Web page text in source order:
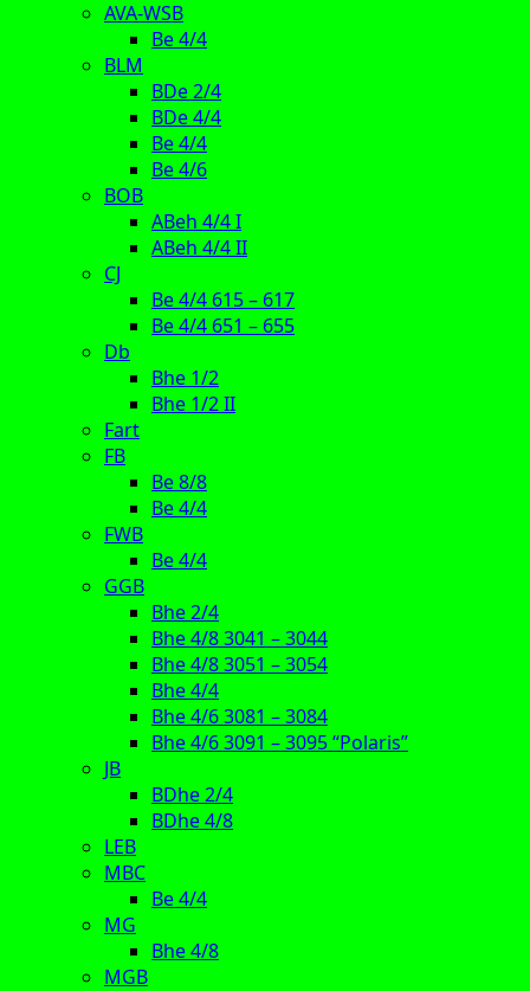
AVA-WSB
Be 4/4
BLM
BDe 2/4
BDe 4/4
Be 4/4
Be 4/6
BOB
ABeh 4/4 I
ABeh 4/4 II
CJ
Be 4/4 615 – 617
Be 4/4 651 – 655
Db
Bhe 1/2
Bhe 1/2 II
Fart
FB
Be 8/8
Be 4/4
FWB
Be 4/4
GGB
Bhe 2/4
Bhe 4/8 3041 – 3044
Bhe 4/8 3051 – 3054
Bhe 4/4
Bhe 4/6 3081 – 3084
Bhe 4/6 3091 – 3095 “Polaris”
JB
BDhe 2/4
BDhe 4/8
LEB
MBC
Be 4/4
MG
Bhe 4/8
MGB